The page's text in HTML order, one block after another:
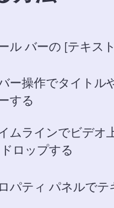
ル バーの [テキス
ー操作でタイトル
する
ムラインでビデオ
ドロップする
パティ パネルで